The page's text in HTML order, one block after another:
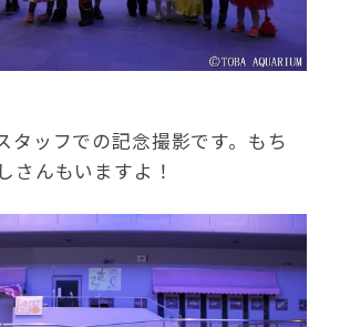
タッフでの記念撮影です。もち
さんもいますよ！